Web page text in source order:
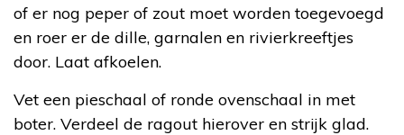
of er nog peper of zout moet worden toegevoegd
en roer er de dille, garnalen en rivierkreeftjes
door. Laat afkoelen.
Vet een pieschaal of ronde ovenschaal in met
boter. Verdeel de ragout hierover en strijk glad.